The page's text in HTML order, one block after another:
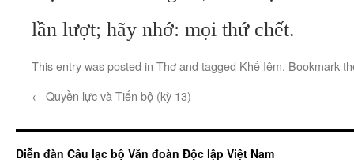
lần lượt; hãy nhớ: mọi thứ chết.
This entry was posted in Thơand tagged Khế Iêm. Bookmark
← Quyền lực và Tiến bộ (kỳ 13)
Diễn đàn Câu lạc bộ Văn đoàn Độc lập Việt Nam